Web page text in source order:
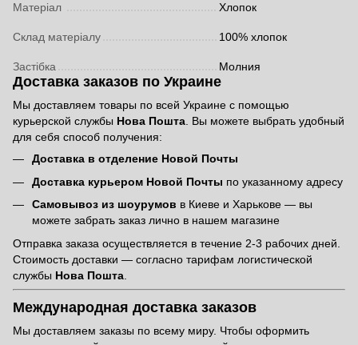
Матеріал Хлопок
Склад матеріалу 100% хлопок
Застібка Молния
Доставка заказов по Украине
Мы доставляем товары по всей Украине с помощью
курьерской службы Нова Пошта. Вы можете выбрать удобный
для себя способ получения:
Доставка в отделение Новой Почты
Доставка курьером Новой Почты по указанному адресу
Самовывоз из шоурумов в Киеве и Харькове — вы
можете забрать заказ лично в нашем магазине
Отправка заказа осуществляется в течение 2-3 рабочих дней.
Стоимость доставки — согласно тарифам логистической
службы Нова Пошта
Международная доставка заказов
Мы доставляем заказы по всему миру. Чтобы оформить